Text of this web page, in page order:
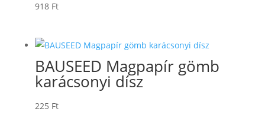
918 Ft
BAUSEED Magpapír gömb
karácsonyi dísz
225 Ft